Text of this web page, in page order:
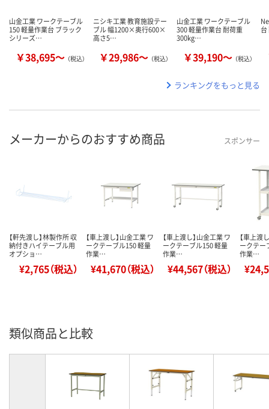
山金工業 ワークテーブル
150 軽量作業台 ブラック
シリーズ…
￥38,695～ （税込）
ニシキ工業 教育施設テー
ブル 幅1200×奥行600×
高さ5…
￥29,986～ （税込）
山金工業 ワークテーブル
300 軽量作業台 耐荷重
300kg…
￥39,190～ （税込）
台
ランキングをもっと見る
メーカーからのおすすめ商品 スポンサー
【軒先渡し】林製作所 収
納付きハイテーブル用
オプショ…
¥2,765（税込）
【車上渡し】山金工業 ワ
ークテーブル150 軽量
作業…
¥41,670（税込）
【車上渡し】山金工業 ワ
ークテーブル150 軽量
作業…
¥44,567（税込）
【車上渡
ークテー
作業…
類似商品と比較